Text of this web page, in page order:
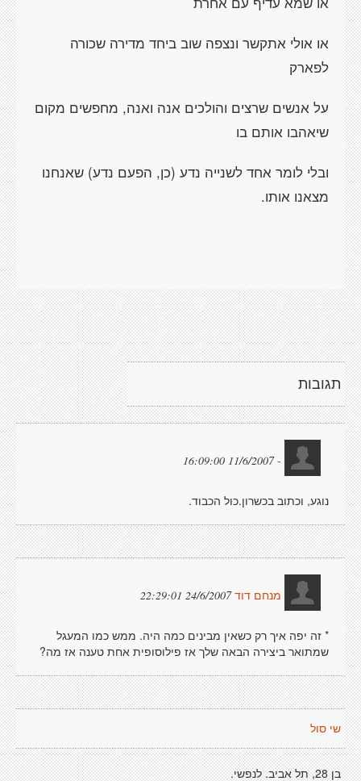
או אולי אתקשר ונצפה שוב ביחד מדירה שכורה
לפארק
על אנשים שרצים והולכים אנה ואנה, מחפשים מקום
שיאהבו אותם בו
ובלי לומר אחד לשנייה נדע (כן, הפעם נדע) שאנחנו
מצאנו אותו.
תגובות
-
11/6/2007 16:09:00
נוגע, וכתוב בכשרון.כול הכבוד.
מנחם דוד 24/6/2007 22:29:01
* זה יפה איך רק כשאין מבינים כמה היה. ממש כמו המעגל
שמתואר ביצירה הבאה שלך אז פילוסופית אחת טענה אז מה?
שי סול
בן 28, תל אביב. לנפשי.